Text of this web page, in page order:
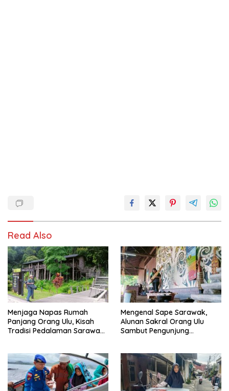
Read Also
Menjaga Napas Rumah
Panjang Orang Ulu, Kisah
Tradisi Pedalaman Sarawak
Mengenal Sape Sarawak,
Alunan Sakral Orang Ulu
Sambut Pengunjung